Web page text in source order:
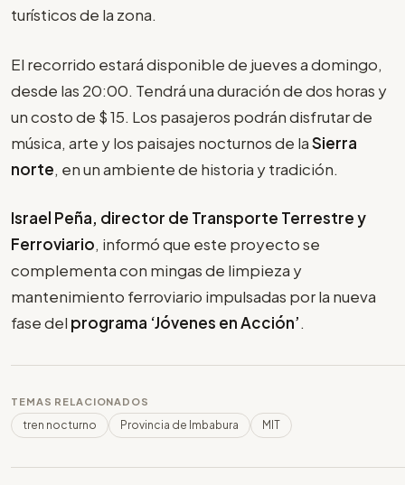
turísticos de la zona.
El recorrido estará disponible de jueves a domingo,
desde las 20:00. Tendrá una duración de dos horas y
un costo de $ 15. Los pasajeros podrán disfrutar de
música, arte y los paisajes nocturnos de laSierra
norte, en un ambiente de historia y tradición.
Israel Peña, director de Transporte Terrestre y
Ferroviario, informó que este proyecto se
complementa con mingas de limpieza y
mantenimiento ferroviario impulsadas por la nueva
fase del programa ‘Jóvenes en Acción’.
TEMAS RELACIONADOS
tren nocturno Provincia de Imbabura MIT